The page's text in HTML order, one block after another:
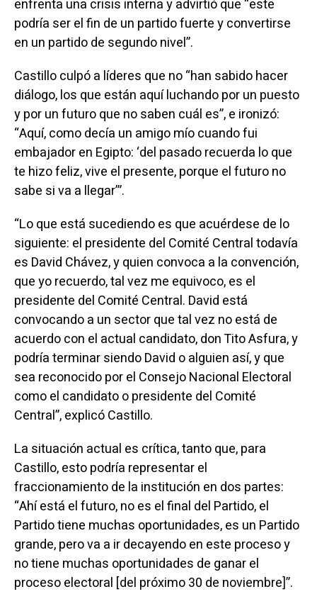
enfrenta una crisis interna y advirtió que “este
podría ser el fin de un partido fuerte y convertirse
en un partido de segundo nivel”.
Castillo culpó a líderes que no “han sabido hacer
diálogo, los que están aquí luchando por un puesto
y por un futuro que no saben cuál es”, e ironizó:
“Aquí, como decía un amigo mío cuando fui
embajador en Egipto: ‘del pasado recuerda lo que
te hizo feliz, vive el presente, porque el futuro no
sabe si va a llegar’”.
“Lo que está sucediendo es que acuérdese de lo
siguiente: el presidente del Comité Central todavía
es David Chávez, y quien convoca a la convención,
que yo recuerdo, tal vez me equivoco, es el
presidente del Comité Central. David está
convocando a un sector que tal vez no está de
acuerdo con el actual candidato, don Tito Asfura, y
podría terminar siendo David o alguien así, y que
sea reconocido por el Consejo Nacional Electoral
como el candidato o presidente del Comité
Central”, explicó Castillo.
La situación actual es crítica, tanto que, para
Castillo, esto podría representar el
fraccionamiento de la institución en dos partes:
“Ahí está el futuro, no es el final del Partido, el
Partido tiene muchas oportunidades, es un Partido
grande, pero va a ir decayendo en este proceso y
no tiene muchas oportunidades de ganar el
proceso electoral [del próximo 30 de noviembre]”.